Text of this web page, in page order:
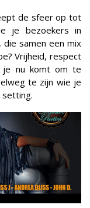
de sfeer op tot
je bezoekers in
samen een mix
Vrijheid, respect
je nu komt om te
te zijn wie je
setting.